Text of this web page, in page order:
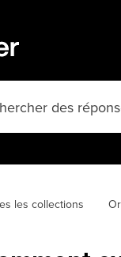
les collections